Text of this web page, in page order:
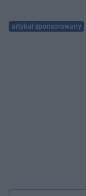
artykuł sponsorowany